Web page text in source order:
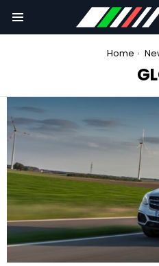
Home
LATEST
STORIES
Mercedes Glc: come